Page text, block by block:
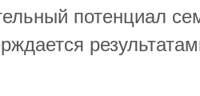
потенциал